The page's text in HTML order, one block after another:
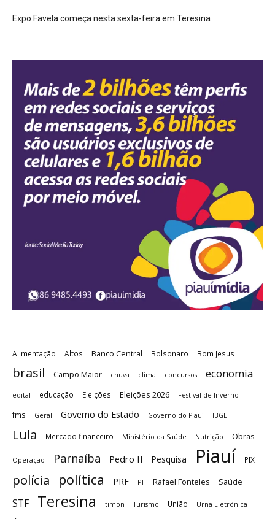
Expo Favela começa nesta sexta-feira em Teresina
Alimentação Altos Banco Central Bolsonaro Bom Jesus
brasil Campo Maior chuva clima concursos economia
edital educação Eleições Eleições 2026 Festival de Inverno
fms Geral Governo do Estado Governo do Piauí IBGE
Lula Mercado financeiro Ministério da Saúde Nutrição Obras
Operação Parnaíba Pedro II Pesquisa Piauí PIX
polícia política PRF PT Rafael Fonteles Saúde
STF Teresina timon Turismo União Urna Eletrônica